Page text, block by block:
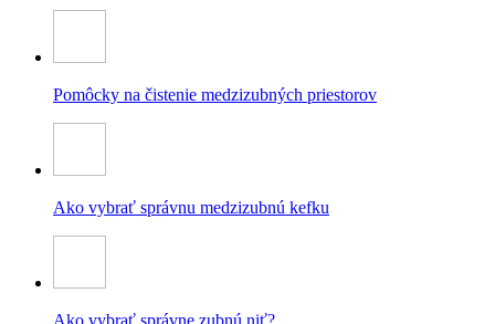
Pomôcky na čistenie medzizubných priestorov
Ako vybrať správnu medzizubnú kefku
Ako vybrať správne zubnú niť?